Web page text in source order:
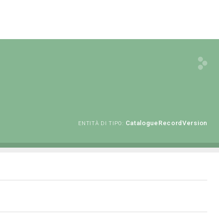
ENTITÀ DI TIPO: CatalogueRecordVersion